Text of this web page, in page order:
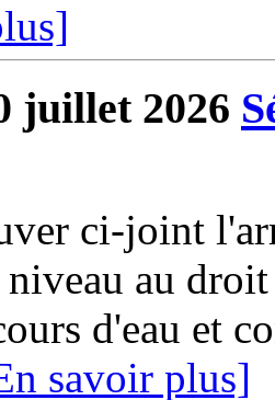
juillet 2026
ci-joint
au droit
d'eau et
savoir plus]